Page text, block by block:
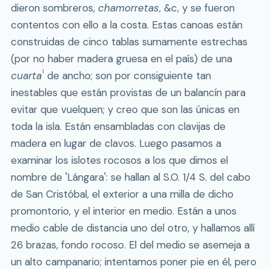
dieron sombreros, chamorretas, &c, y se fueron
contentos con ello a la costa. Estas canoas están
construidas de cinco tablas sumamente estrechas
(por no haber madera gruesa en el país) de una
cuarta1 de ancho; son por consiguiente tan
inestables que están provistas de un balancín para
evitar que vuelquen; y creo que son las únicas en
toda la isla. Están ensambladas con clavijas de
madera en lugar de clavos. Luego pasamos a
examinar los islotes rocosos a los que dimos el
nombre de 'Lángara': se hallan al S.O. 1/4 S. del cabo
de San Cristóbal, el exterior a una milla de dicho
promontorio, y el interior en medio. Están a unos
medio cable de distancia uno del otro, y hallamos allí
26 brazas, fondo rocoso. El del medio se asemeja a
un alto campanario; intentamos poner pie en él, pero